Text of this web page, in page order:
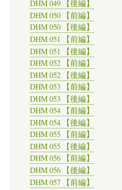
DHM 049 【後編】
DHM 050 【前編】
DHM 050 【後編】
DHM 051 【前編】
DHM 051 【後編】
DHM 052 【前編】
DHM 052 【後編】
DHM 053 【前編】
DHM 053 【後編】
DHM 054 【前編】
DHM 054 【後編】
DHM 055 【前編】
DHM 055 【後編】
DHM 056 【前編】
DHM 056 【後編】
DHM 057 【前編】